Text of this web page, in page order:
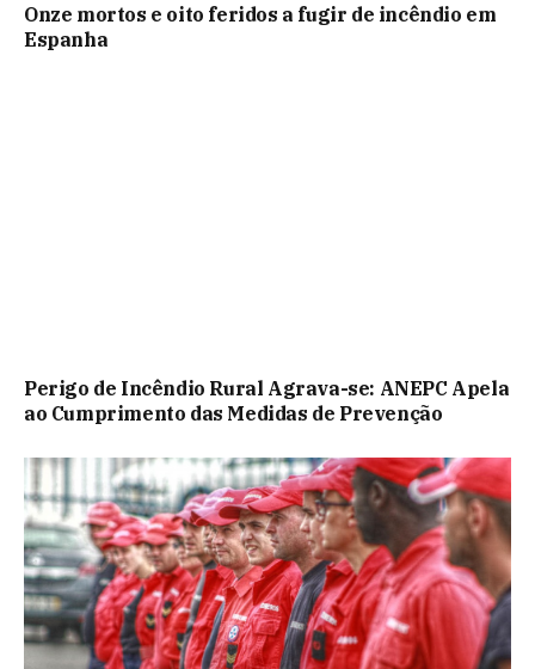
Onze mortos e oito feridos a fugir de incêndio em
Espanha
Perigo de Incêndio Rural Agrava-se: ANEPC Apela
ao Cumprimento das Medidas de Prevenção